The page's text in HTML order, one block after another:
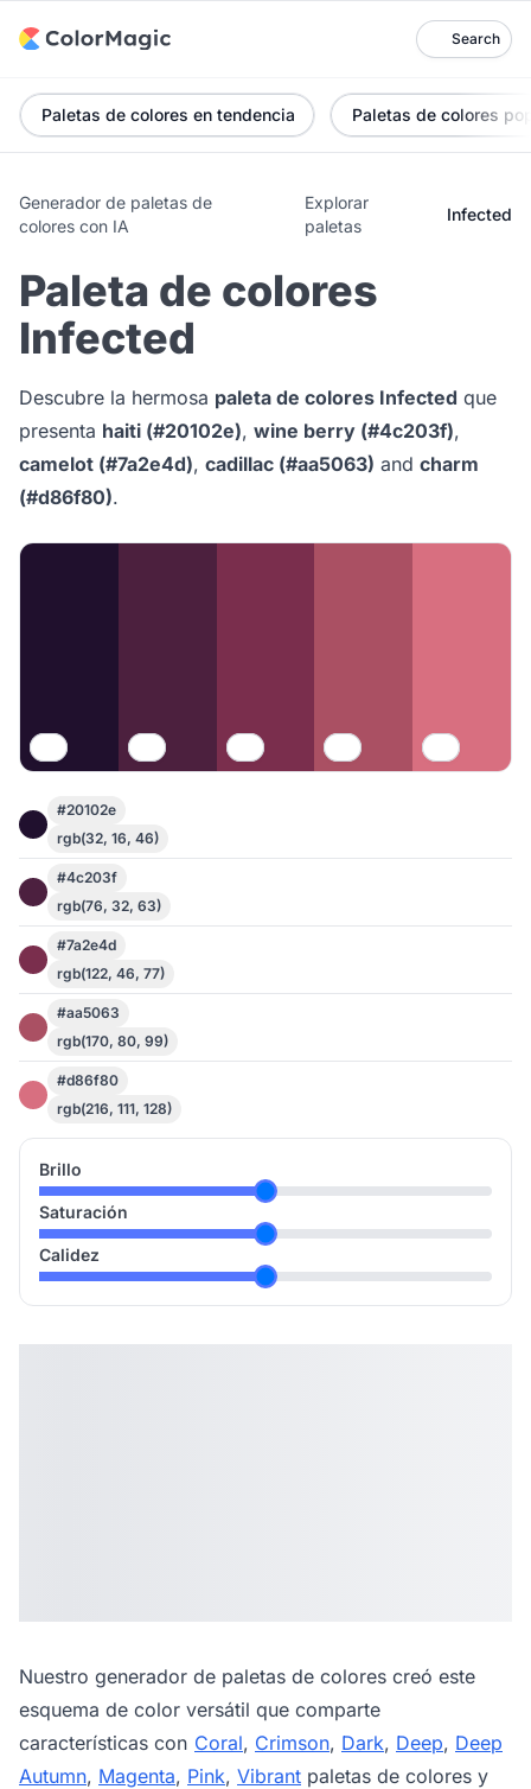
Search
Paletas de colores en tendencia Paletas de colores
Generador de paletas de
colores con IA
Explorar
paletas
Infected
Paleta de colores
Infected
Descubre la hermosa paleta de colores Infected que
presenta haiti (#20102e), wine berry (#4c203f),
camelot (#7a2e4d), cadillac (#aa5063) and charm
(#d86f80).
#20102e
rgb(32, 16, 46)
#4c203f
rgb(76, 32, 63)
#7a2e4d
rgb(122, 46, 77)
#aa5063
rgb(170, 80, 99)
#d86f80
rgb(216, 111, 128)
Brillo
Saturación
Calidez
Nuestro generador de paletas de colores creó este
esquema de color versátil que comparte
características con Coral, Crimson, Dark, Deep, Deep
Autumn, Magenta, Pink, Vibrant paletas de colores y